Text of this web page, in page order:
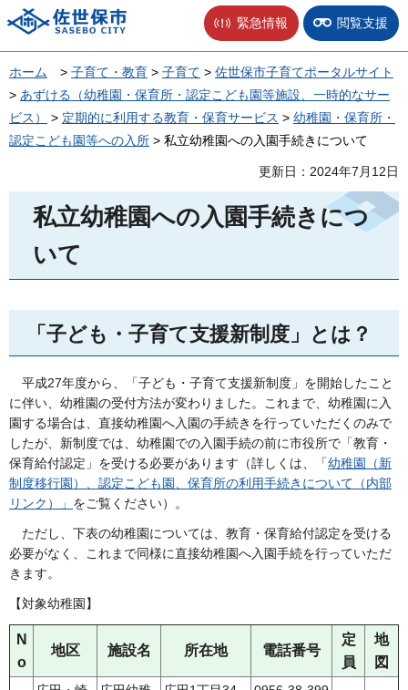
佐世保市 緊急情報 閲覧支援
ホーム > 子育て・教育 > 子育て > 佐世保市子育てポータルサイト
> あずける（幼稚園・保育所・認定こども園等施設、一時的なサー
ビス）
> 定期的に利用する教育・保育サービス > 幼稚園・保育所・
認定こども園等への入所 > 私立幼稚園への入園手続きについて
更新日：2024年7月12日
私立幼稚園への入園手続きにつ
いて
「子ども・子育て支援新制度」とは？
平成27年度から、「子ども・子育て支援新制度」を開始したこと
に伴い、幼稚園の受付方法が変わりました。これまで、幼稚園に入
園する場合は、直接幼稚園へ入園の手続きを行っていただくのみで
したが、新制度では、幼稚園での入園手続の前に市役所で「教育・
保育給付認定」を受ける必要があります（詳しくは、「幼稚園（新
制度移行園）、認定こども園、保育所の利用手続きについて（内部
リンク）」 をご覧ください）。
ただし、下表の幼稚園については、教育・保育給付認定を受ける
必要がなく、これまで同様に直接幼稚園へ入園手続を行っていただ
きます。
【対象幼稚園】
N
o
地区 施設名 所在地 電話番号
定
員
地
図